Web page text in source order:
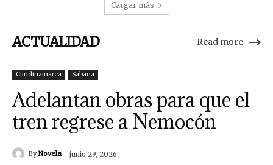
Cargar más
ACTUALIDAD Read more
Cundinamarca Sabana
Adelantan obras para que el
tren regrese a Nemocón
By Novela junio 29, 2026